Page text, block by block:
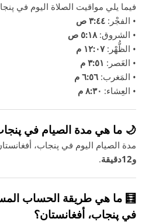
فيما يلي مواقيت الصلاة اليوم في
• الفجْر: ٣:٤٤ ص
• الشروق:٥:١٨ ص
• الظُّهْر:١٢:٠٧ م
• العَصر: ٣:٥١ م
• المَغرب: ٦:٥٦ م
• العِشاء: ٨:٣٠ م
🌙 ما هي مدة الصيام في
مدة الصيام اليوم في پنجاب،
و12دقيقة
.
🧮 ما هي طريقة الحساب
في پنجاب، أفغانستان؟